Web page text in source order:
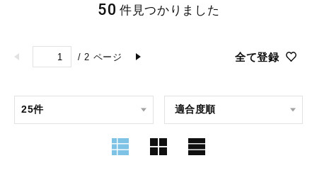
/ 2 ページ 全て登録
50 件見つかりました